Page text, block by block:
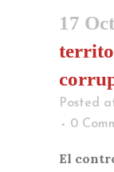
17 Oct
Posted
0
El